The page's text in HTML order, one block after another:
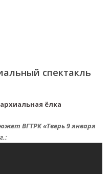
спектакль
ёлка
ВГТРК «Тверь 9 января